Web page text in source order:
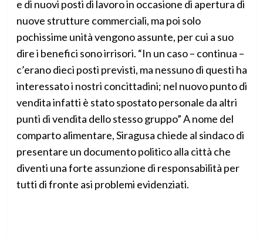
e di nuovi posti di lavoro in occasione di apertura di
nuove strutture commerciali, ma poi solo
pochissime unità vengono assunte, per cui a suo
dire i benefici sono irrisori. “In un caso – continua –
c’erano dieci posti previsti, ma nessuno di questi ha
interessato i nostri concittadini; nel nuovo punto di
vendita infatti è stato spostato personale da altri
punti di vendita dello stesso gruppo” A nome del
comparto alimentare, Siragusa chiede al sindaco di
presentare un documento politico alla città che
diventi una forte assunzione di responsabilità per
tutti di fronte asi problemi evidenziati.